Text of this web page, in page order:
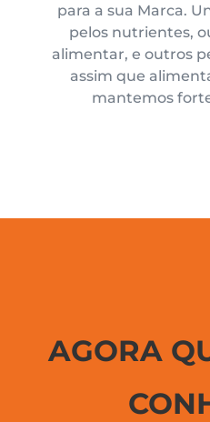
para a sua Marca.
pelos nutrientes,
alimentar, e outros
assim que
mantemos
AGORA